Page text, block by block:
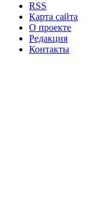
RSS
Карта сайта
О проекте
Редакция
Контакты